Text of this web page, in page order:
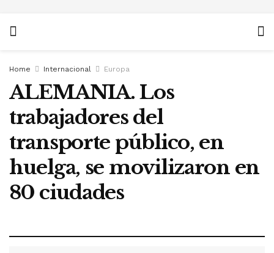
Home Internacional Europa
ALEMANIA. Los
trabajadores del
transporte público, en
huelga, se movilizaron en
80 ciudades